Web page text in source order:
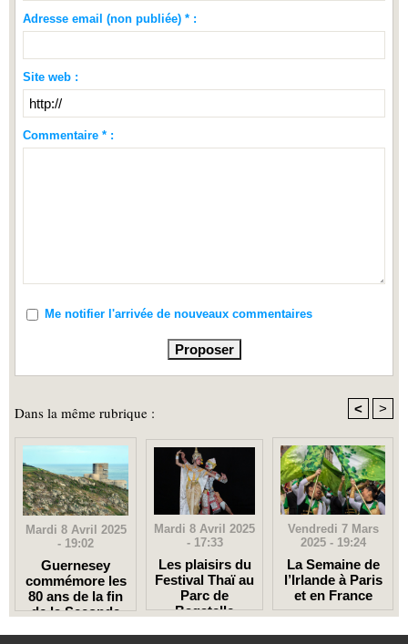
Adresse email (non publiée) * :
Site web :
Commentaire * :
Me notifier l'arrivée de nouveaux commentaires
Dans la même rubrique : < >
Mardi 8 Avril 2025
- 19:02
Guernesey
commémore les
80 ans de la fin
de la Seconde
Mardi 8 Avril 2025
- 17:33
Les plaisirs du
Festival Thaï au
Parc de
Bagatelle
Vendredi 7 Mars
2025 - 19:24
La Semaine de
l’Irlande à Paris
et en France